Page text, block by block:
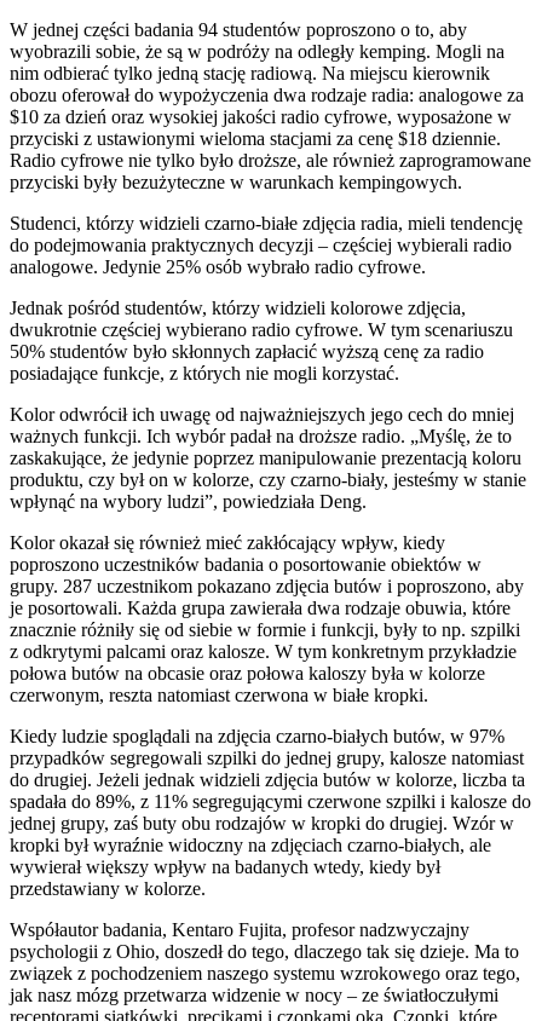
W jednej części badania 94 studentów poproszono o to, aby
wyobrazili sobie, że są w podróży na odległy kemping. Mogli na
nim odbierać tylko jedną stację radiową. Na miejscu kierownik
obozu oferował do wypożyczenia dwa rodzaje radia: analogowe za
$10 za dzień oraz wysokiej jakości radio cyfrowe, wyposażone w
przyciski z ustawionymi wieloma stacjami za cenę $18 dziennie.
Radio cyfrowe nie tylko było droższe, ale również zaprogramowane
przyciski były bezużyteczne w warunkach kempingowych.
Studenci, którzy widzieli czarno-białe zdjęcia radia, mieli tendencję
do podejmowania praktycznych decyzji – częściej wybierali radio
analogowe. Jedynie 25% osób wybrało radio cyfrowe.
Jednak pośród studentów, którzy widzieli kolorowe zdjęcia,
dwukrotnie częściej wybierano radio cyfrowe. W tym scenariuszu
50% studentów było skłonnych zapłacić wyższą cenę za radio
posiadające funkcje, z których nie mogli korzystać.
Kolor odwrócił ich uwagę od najważniejszych jego cech do mniej
ważnych funkcji. Ich wybór padał na droższe radio. „Myślę, że to
zaskakujące, że jedynie poprzez manipulowanie prezentacją koloru
produktu, czy był on w kolorze, czy czarno-biały, jesteśmy w stanie
wpłynąć na wybory ludzi”, powiedziała Deng.
Kolor okazał się również mieć zakłócający wpływ, kiedy
poproszono uczestników badania o posortowanie obiektów w
grupy. 287 uczestnikom pokazano zdjęcia butów i poproszono, aby
je posortowali. Każda grupa zawierała dwa rodzaje obuwia, które
znacznie różniły się od siebie w formie i funkcji, były to np. szpilki
z odkrytymi palcami oraz kalosze. W tym konkretnym przykładzie
połowa butów na obcasie oraz połowa kaloszy była w kolorze
czerwonym, reszta natomiast czerwona w białe kropki.
Kiedy ludzie spoglądali na zdjęcia czarno-białych butów, w 97%
przypadków segregowali szpilki do jednej grupy, kalosze natomiast
do drugiej. Jeżeli jednak widzieli zdjęcia butów w kolorze, liczba ta
spadała do 89%, z 11% segregującymi czerwone szpilki i kalosze do
jednej grupy, zaś buty obu rodzajów w kropki do drugiej. Wzór w
kropki był wyraźnie widoczny na zdjęciach czarno-białych, ale
wywierał większy wpływ na badanych wtedy, kiedy był
przedstawiany w kolorze.
Współautor badania, Kentaro Fujita, profesor nadzwyczajny
psychologii z Ohio, doszedł do tego, dlaczego tak się dzieje. Ma to
związek z pochodzeniem naszego systemu wzrokowego oraz tego,
jak nasz mózg przetwarza widzenie w nocy – ze światłoczułymi
receptorami siatkówki, pręcikami i czopkami oka. Czopki, które